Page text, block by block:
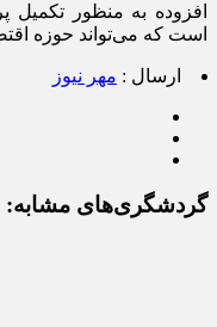
افزوده به منظور تکمیل
است که می‌تواند حوزه
ارسال : مهر نیوز
گردشگری‌های مشابه: